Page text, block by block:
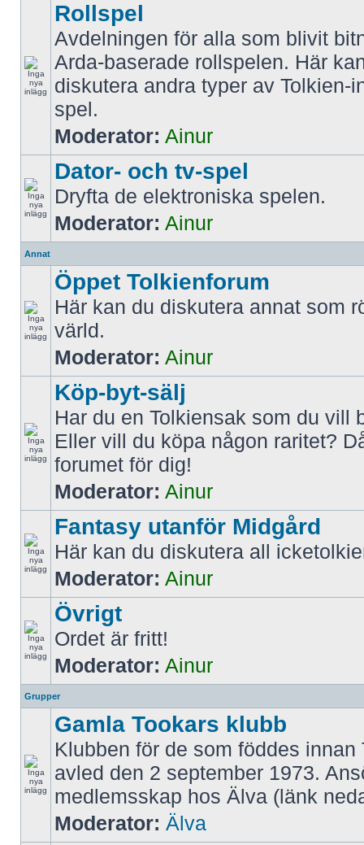
Rollspel
Avdelningen för alla som blivit
Arda-baserade rollspelen. Här
diskutera andra typer av Tolkien-
spel.
Moderator: Ainur
Dator- och tv-spel
Dryfta de elektroniska spelen.
Moderator: Ainur
Annat
Öppet Tolkienforum
Här kan du diskutera annat som
värld.
Moderator: Ainur
Köp-byt-sälj
Har du en Tolkiensak som du vill
Eller vill du köpa någon raritet?
forumet för dig!
Moderator: Ainur
Fantasy utanför Midgård
Här kan du diskutera all
Moderator: Ainur
Övrigt
Ordet är fritt!
Moderator: Ainur
Grupper
Gamla Tookars klubb
Klubben för de som föddes innan
avled den 2 september 1973.
medlemsskap hos Älva (länk
Moderator: Älva